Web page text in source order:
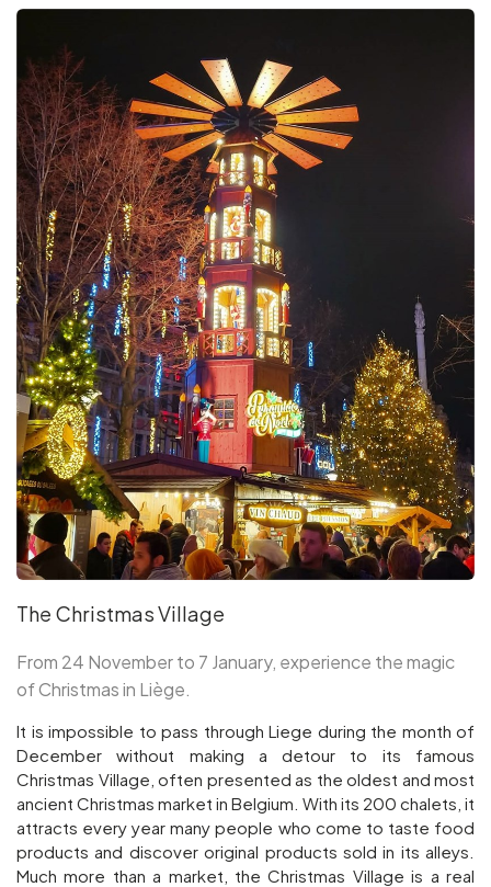
The Christmas Village
From 24 November to 7 January, experience the magic
of Christmas in Liège.
It is impossible to pass through Liege during the month of
December without making a detour to its famous
Christmas Village, often presented as the oldest and most
ancient Christmas market in Belgium. With its 200 chalets, it
attracts every year many people who come to taste food
products and discover original products sold in its alleys.
Much more than a market, the Christmas Village is a real